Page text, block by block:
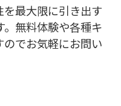
最大限に引き出す
無料体験や各種キ
のでお気軽にお問い